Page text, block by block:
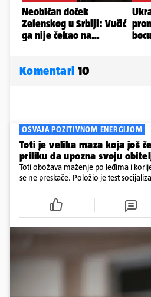
Komentari 10
OSVAJA POZITIVNOM ENERGIJOM
Toti je velika maza koja još
priliku da upozna svoju
Toti obožava maženje po leđima i
se ne preskače. Položio je test
cijepljen protiv virusnih zaraznih bolesti